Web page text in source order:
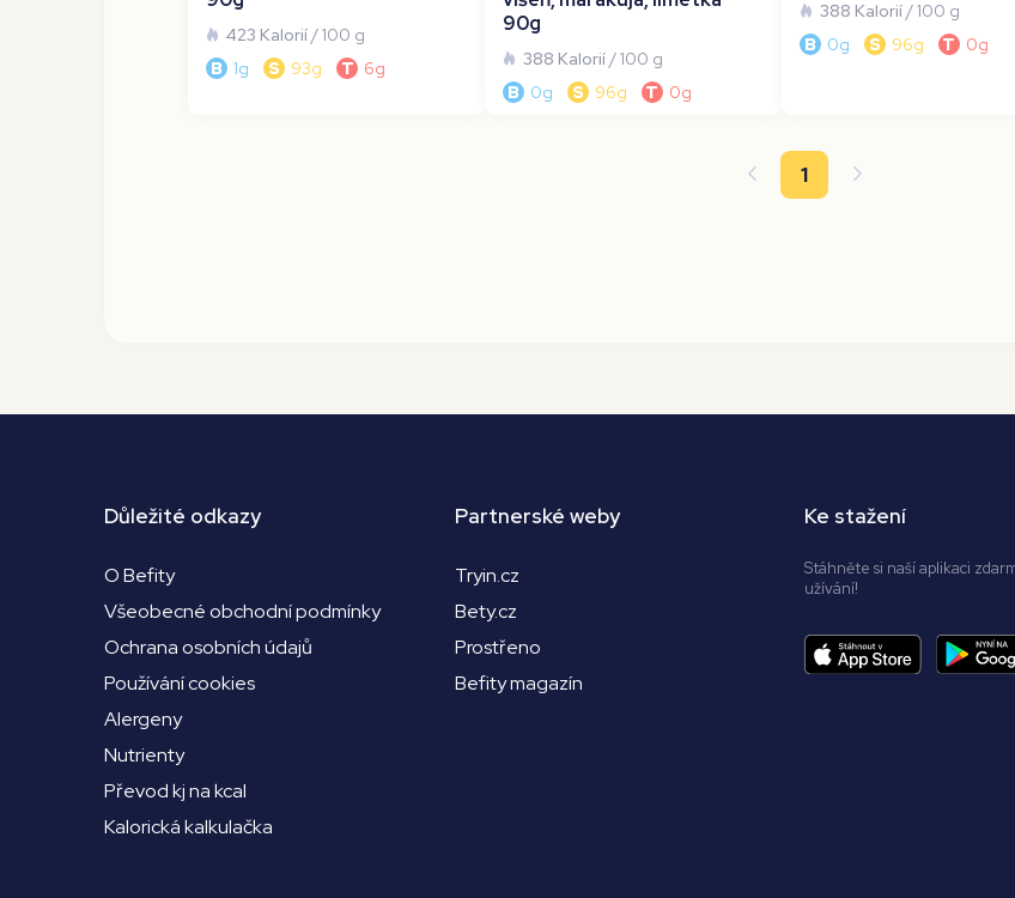
423 Kalorií/ 100 g
B 1g S 93g T 6g
90g
388 Kalorií/ 100 g
B
0g S 96g T 0g
388 Kalorií/ 100 g
B
0g S 96g T 0g
1
Důležité odkazy
O Befity
Všeobecné obchodní podmínky
Ochrana osobních údajů
Používání cookies
Alergeny
Nutrienty
Převod kj na kcal
Kalorická kalkulačka
Partnerské weby
Tryin.cz
Bety.cz
Prostřeno
Befity magazín
Ke stažení
Stáhněte si naší aplikaci
užívání!